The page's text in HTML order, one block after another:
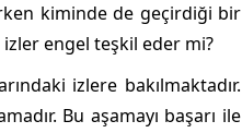
kiminde de geçirdiği bir
engel teşkil eder mi?
izlere bakılmaktadır.
Bu aşamayı başarı ile